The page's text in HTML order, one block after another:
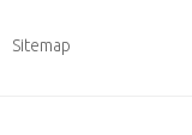
Sitemap